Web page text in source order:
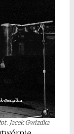
Jacek Gwizdka